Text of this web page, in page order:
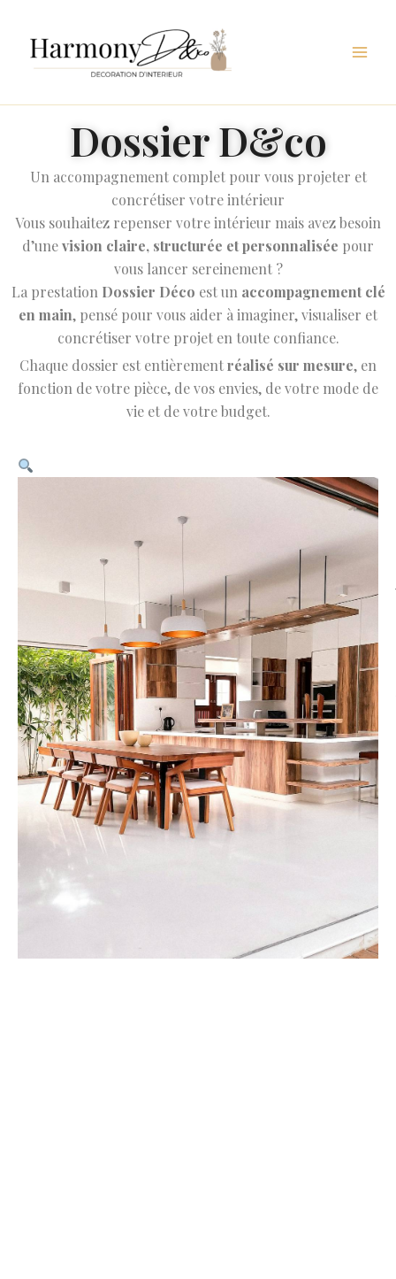
contenu
Dossier D&co
Un accompagnement complet pour vous projeter et
concrétiser votre intérieur
Vous souhaitez repenser votre intérieur mais avez besoin
d’unevision claire, structurée et personnalisée pour
vous lancer sereinement ?
La prestation Dossier Déco est un accompagnement clé
en main, pensé pour vous aider à imaginer, visualiser et
concrétiser votre projet en toute confiance.
Chaque dossier est entièrementréalisé sur mesure, en
fonction de votre pièce, de vos envies, de votre mode de
vie et de votre budget.